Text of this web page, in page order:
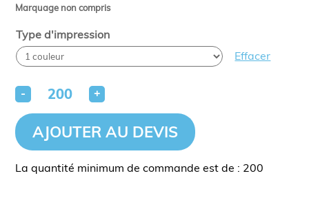
Marquage non compris
Type d'impression
Effacer
- +
AJOUTER AU DEVIS
La quantité minimum de commande est de : 200